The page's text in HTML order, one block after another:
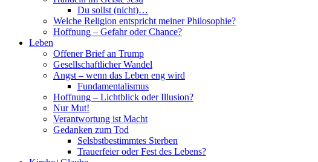
Du sollst (nicht)…
Welche Religion entspricht meiner Philosophie?
Hoffnung – Gefahr oder Chance?
Leben
Offener Brief an Trump
Gesellschaftlicher Wandel
Angst – wenn das Leben eng wird
Fundamentalismus
Hoffnung – Lichtblick oder Illusion?
Nur Mut!
Verantwortung ist Macht
Gedanken zum Tod
Selsbstbestimmtes Sterben
Trauerfeier oder Fest des Lebens?